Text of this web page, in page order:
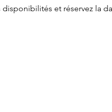
disponibilités et réservez la